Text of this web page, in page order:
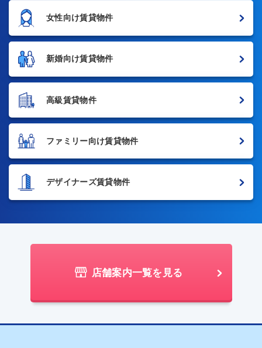
女性向け賃貸物件
新婚向け賃貸物件
高級賃貸物件
ファミリー向け賃貸物件
デザイナーズ賃貸物件
店舗案内一覧を見る